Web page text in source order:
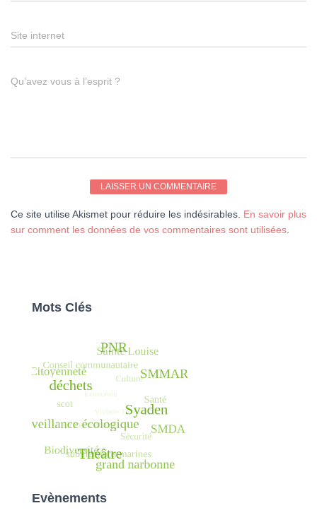
Site internet
Qu’avez vous à l’esprit ?
Ce site utilise Akismet pour réduire les indésirables. En savoir plus
sur comment les données de vos commentaires sont utilisées
Mots Clés
Evènements